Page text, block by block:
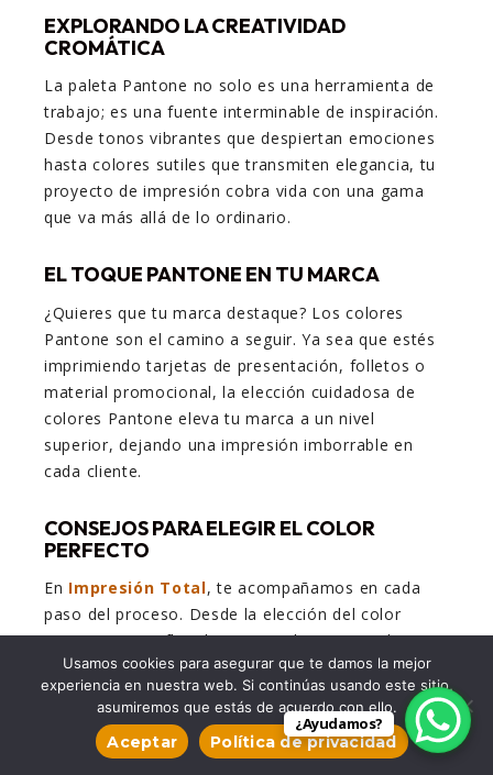
EXPLORANDO LA CREATIVIDAD
CROMÁTICA
La paleta Pantone no solo es una herramienta de
trabajo; es una fuente interminable de inspiración.
Desde tonos vibrantes que despiertan emociones
hasta colores sutiles que transmiten elegancia, tu
proyecto de impresión cobra vida con una gama
que va más allá de lo ordinario.
EL TOQUE PANTONE EN TU MARCA
¿Quieres que tu marca destaque? Los colores
Pantone son el camino a seguir. Ya sea que estés
imprimiendo tarjetas de presentación, folletos o
material promocional, la elección cuidadosa de
colores Pantone eleva tu marca a un nivel
superior, dejando una impresión imborrable en
cada cliente.
CONSEJOS PARA ELEGIR EL COLOR
PERFECTO
En Impresión Total, te acompañamos en cada
paso del proceso. Desde la elección del color
Pantone que refleje la esencia de tu marca hasta
la selección del papel ideal, estamos aquí para
asegurarnos de que tu proyecto de impresión sea
un éxito.
¿Ayudamos?
Usamos cookies para asegurar que te damos la mejor
experiencia en nuestra web. Si continúas usando este sitio,
asumiremos que estás de acuerdo con ello.
Aceptar Política de privacidad